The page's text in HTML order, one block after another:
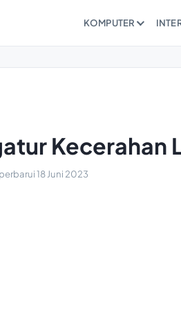
KOMPUTER
Kecerahan
18 Juni 2023